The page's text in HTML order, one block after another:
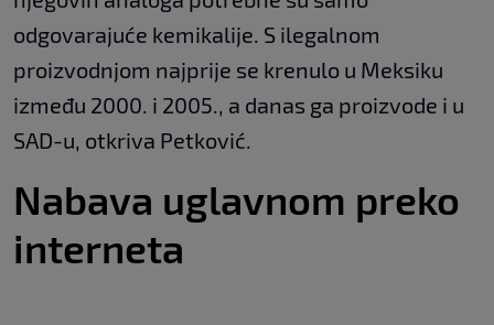
odgovarajuće kemikalije. S ilegalnom
proizvodnjom najprije se krenulo u Meksiku
između 2000. i 2005., a danas ga proizvode i u
SAD-u, otkriva Petković.
Nabava uglavnom preko
interneta